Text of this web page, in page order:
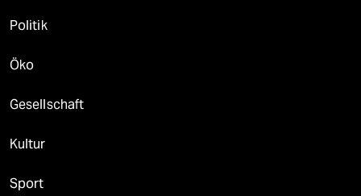
Politik
Öko
Gesellschaft
Kultur
Sport